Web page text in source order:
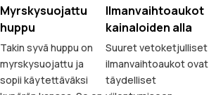
Myrskysuojattu
huppu
Takin syvä huppu on
myrskysuojattu ja
sopii käytettäväksi
Ilmanvaihtoaukot
kainaloiden alla
Suuret vetoketjulliset
ilmanvaihtoaukot ovat
täydelliset